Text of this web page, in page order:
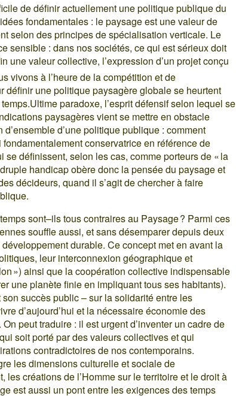
de définir actuellement une politique publique du
fondamentales : le paysage est une valeur de
selon des principes de spécialisation verticale. Le
sensible : dans nos sociétés, ce qui est sérieux doit
une valeur collective, l’expression d’un projet conçu
vivons à l’heure de la compétition et de
définir une politique paysagère globale se heurtent
paradoxe, l’esprit défensif selon lequel se
paysagères vient se mettre en obstacle
d’une politique publique : comment
conservatrice en référence de
définissent, selon les cas, comme porteurs de « la
handicap obère donc la pensée du paysage et
décideurs, quand il s’agit de chercher à faire
sont–ils tous contraires au Paysage ? Parmi ces
souffle aussi, et sans désemparer depuis deux
durable. Ce concept met en avant la
leur interconnexion géographique et
») ainsi que la coopération collective indispensable
une planète finie en impliquant tous ses habitants).
succès public – sur la solidarité entre les
d’aujourd’hui et la nécessaire économie des
peut traduire : il est urgent d’inventer un cadre de
soit porté par des valeurs collectives et qui
contradictoires de nos contemporains.
les dimensions culturelle et sociale de
les créations de l’Homme sur le territoire et le droit à
est aussi un pont entre les exigences des temps